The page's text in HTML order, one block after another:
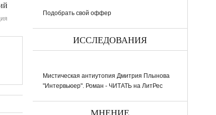
Подобрать свой оффер
ИССЛЕДОВАНИЯ
Мистическая антиутопия Дмитрия Плынова
"Интервьюер". Роман - ЧИТАТЬ на ЛитРес